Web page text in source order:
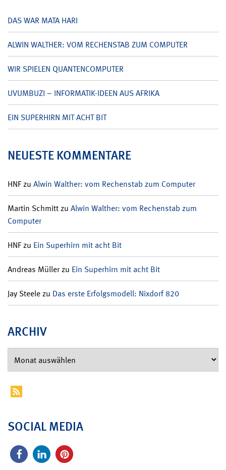
DAS WAR MATA HARI
ALWIN WALTHER: VOM RECHENSTAB ZUM COMPUTER
WIR SPIELEN QUANTENCOMPUTER
UVUMBUZI – INFORMATIK-IDEEN AUS AFRIKA
EIN SUPERHIRN MIT ACHT BIT
NEUESTE KOMMENTARE
HNFzu Alwin Walther: vom Rechenstab zum Computer
Martin Schmittzu Alwin Walther: vom Rechenstab zum
Computer
HNFzu Ein Superhirn mit acht Bit
Andreas Müllerzu Ein Superhirn mit acht Bit
Jay Steelezu Das erste Erfolgsmodell: Nixdorf 820
ARCHIV
SOCIAL MEDIA